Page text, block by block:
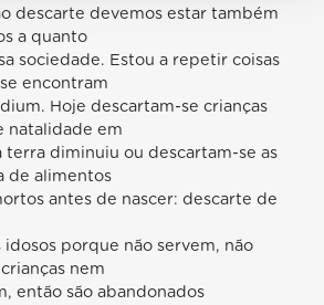
descarte devemos estar também
a quanto
sociedade. Estou a repetir coisas
encontram
Hoje descartam-se crianças
natalidade em
terra diminuiu ou descartam-se as
de alimentos
antes de nascer: descarte de
idosos porque não servem, não
nem
então são abandonados